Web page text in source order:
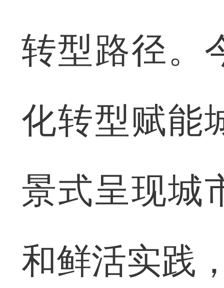
转型路径。
化转型赋能
景式呈现城
和鲜活实践